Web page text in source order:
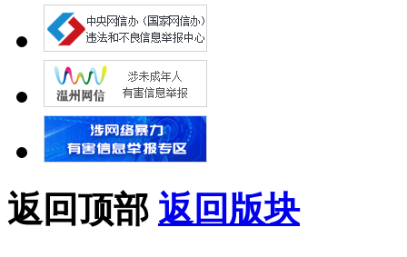
返回顶部 返回版块